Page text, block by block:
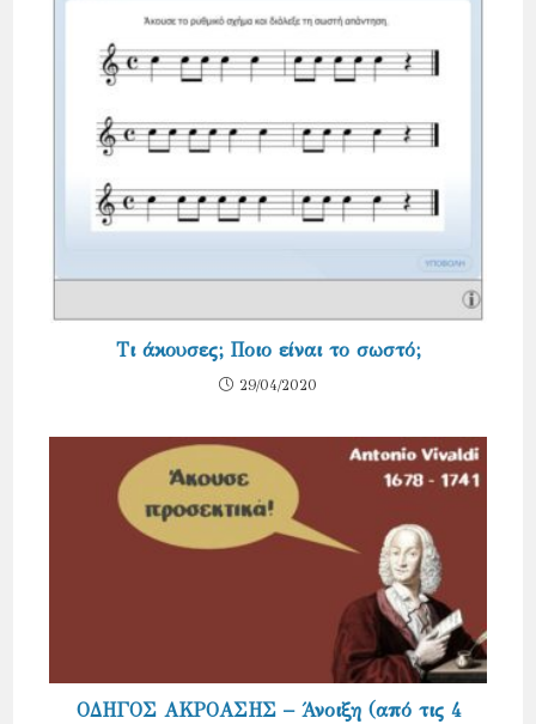
Τι άκουσες; Ποιο είναι το σωστό;
29/04/2020
ΟΔΗΓΟΣ ΑΚΡΟΑΣΗΣ – Άνοιξη (από τις 4